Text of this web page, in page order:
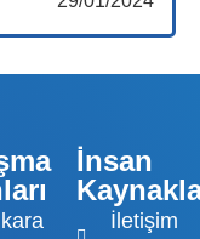
İnsan
İletişim